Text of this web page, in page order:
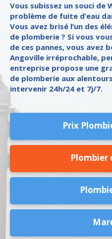
Vous subissez un souci de
problème de fuite d’eau
Vous avez brisé l’un des
de plomberie ? Si vous
de ces pannes, vous avez
Angoville irréprochable,
entreprise propose une
de plomberie aux
intervenir 24h/24 et 7j/7.
Prix
Plombier